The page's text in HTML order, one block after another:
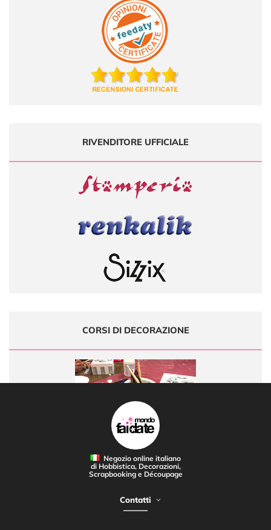
RIVENDITORE UFFICIALE
CORSI DI DECORAZIONE
Negozio online italiano
di Hobbistica, Decorazioni,
Scrapbooking e Découpage
Contatti